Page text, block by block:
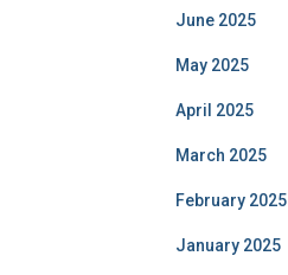
June 2025
May 2025
April 2025
March 2025
February 2025
January 2025